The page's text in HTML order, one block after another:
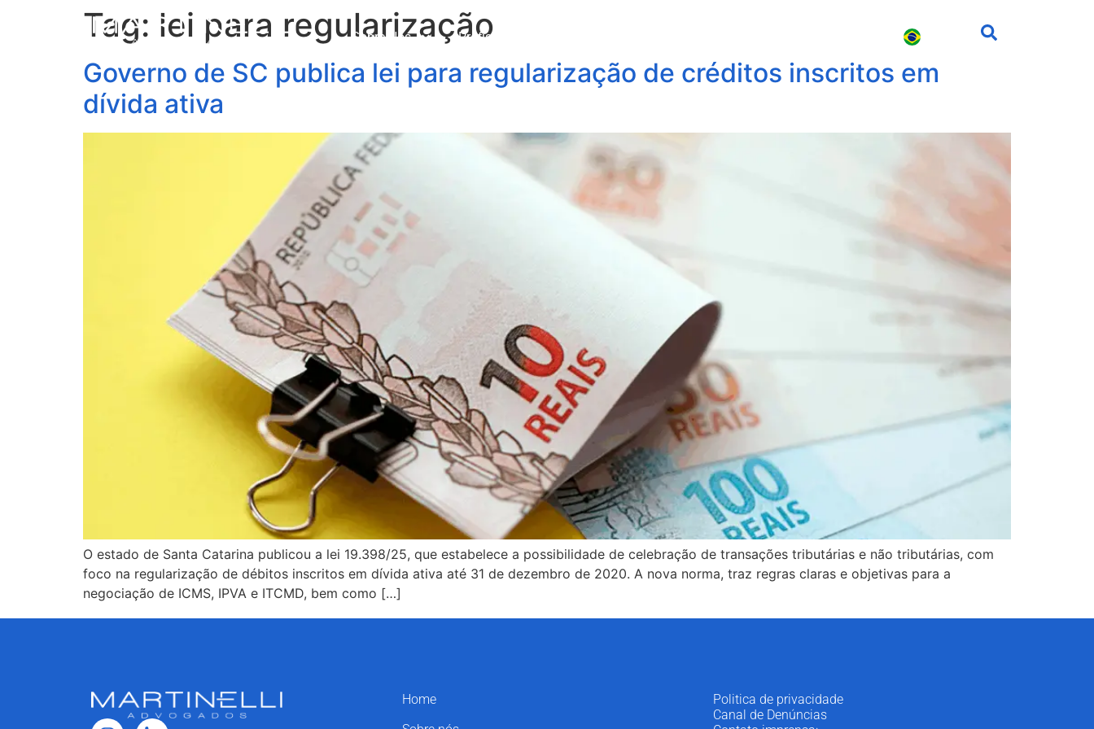
Sobre Nós Profissionais
Tag: lei para regularização
Governo de SC publica lei para regularização de créditos inscritos em
dívida ativa
O estado de Santa Catarina publicou a lei 19.398/25, que estabelece a possibilidade de celebração de transações tributárias e não tributárias, com
foco na regularização de débitos inscritos em dívida ativa até 31 de dezembro de 2020. A nova norma, traz regras claras e objetivas para a
negociação de ICMS, IPVA e ITCMD, bem como […]
Home
Politica de privacidade
Canal de Denúncias